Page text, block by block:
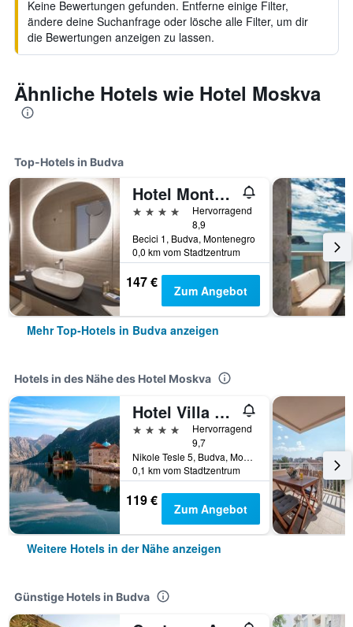
Keine Bewertungen gefunden. Entferne einige Filter,
ändere deine Suchanfrage oder lösche alle Filter, um dir
die Bewertungen anzeigen zu lassen.
Ähnliche Hotels wie Hotel Moskva
Top-Hotels in Budva
Hotel Montenegro
4 Sterne
Hervorragend
8,9
Becici 1, Budva, Montenegro
0,0 km vom Stadtzentrum
147 € Zum Angebot
Mehr Top-Hotels in Budva anzeigen
Hotels in des Nähe des Hotel Moskva
Hotel Villa Gracia
4 Sterne
Hervorragend
9,7
Nikole Tesle 5, Budva, Montenegro
0,1 km vom Stadtzentrum
119 € Zum Angebot
Weitere Hotels in der Nähe anzeigen
Günstige Hotels in Budva